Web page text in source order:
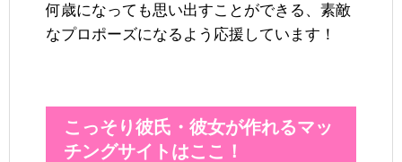
何歳になっても思い出すことができる、素敵
なプロポーズになるよう応援しています！
こっそり彼氏・彼女が作れるマッ
チングサイトはここ！